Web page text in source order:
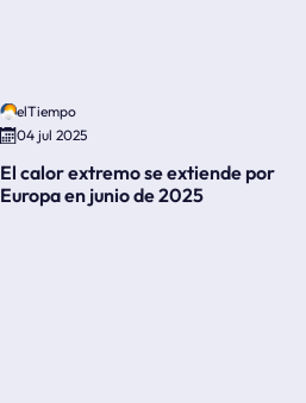
elTiempo
04 jul 2025
El calor extremo se extiende por
Europa en junio de 2025